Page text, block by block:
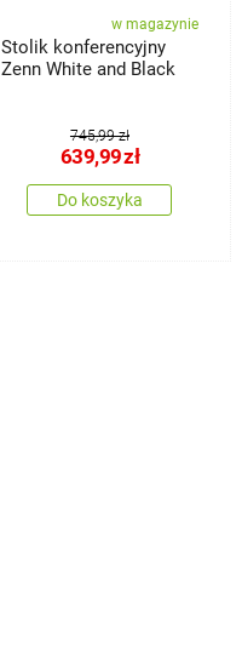
w magazynie
Stolik konferencyjny
Zenn White and Black
745,99 zł
639,99zł
Do koszyka